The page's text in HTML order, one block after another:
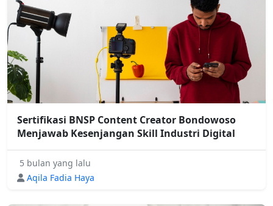
Sertifikasi BNSP Content Creator Bondowoso
Menjawab Kesenjangan Skill Industri Digital
5 bulan yang lalu
Aqila Fadia Haya